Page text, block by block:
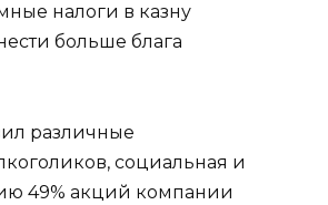
налоги в казну
больше блага
различные
социальная и
49% акций компании